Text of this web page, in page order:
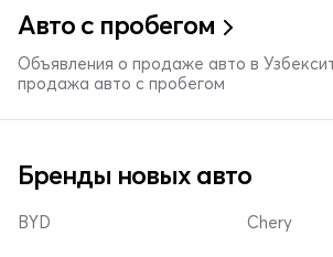
Авто с пробегом
Объявления о продаже авто в
продажа авто с пробегом
Бренды новых авто
BYD Chery